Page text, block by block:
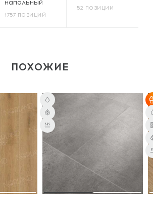
напольный
1757 ПОЗИЦИЙ
52 ПОЗИЦИИ
ПОХОЖИЕ